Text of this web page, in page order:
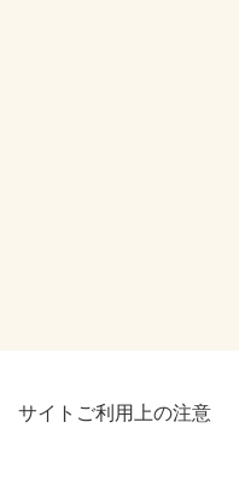
サイトご利用上の注意